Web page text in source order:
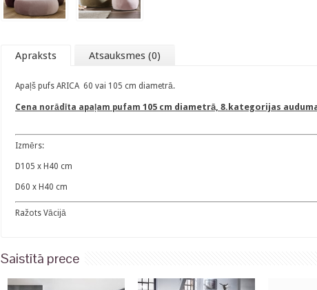
Apraksts Atsauksmes (0)
Apaļš pufs ARICA 60 vai 105 cm diametrā.
Cena norādīta apaļam pufam 105 cm diametrā, 8.kategorijas
Izmērs:
D105 x H40 cm
D60 x H40 cm
Ražots Vācijā
Saistītā prece